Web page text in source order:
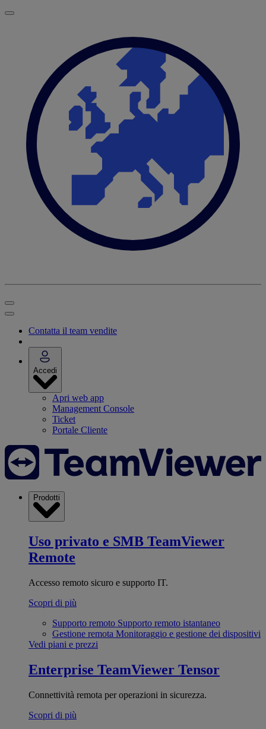
Contatta il team vendite
Accedi
Apri web app
Management Console
Ticket
Portale Cliente
Prodotti
Uso privato e SMB TeamViewer
Remote
Accesso remoto sicuro e supporto IT.
Scopri di più
Supporto remoto Supporto remoto istantaneo
Gestione remota Monitoraggio e gestione dei dispositivi
Vedi piani e prezzi
Enterprise TeamViewer Tensor
Connettività remota per operazioni in sicurezza.
Scopri di più